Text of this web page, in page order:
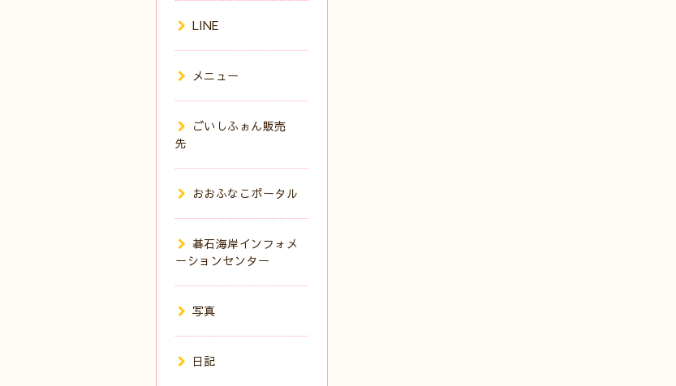
LINE
メニュー
ごいしふぉん販売
先
おおふなこポータル
碁石海岸インフォメ
ーションセンター
写真
日記